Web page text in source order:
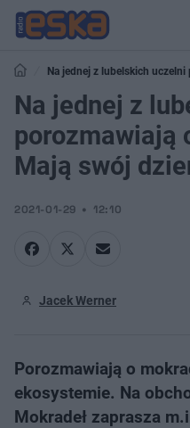
Na jednej z lubelskich uczelni
dzień [AUDIO]
Na jednej z
porozmawiają
Mają swój
2021-01-29 12:10
Jacek Werner
Porozmawiają o
ekosystemie. Na
Mokradeł zaprasza